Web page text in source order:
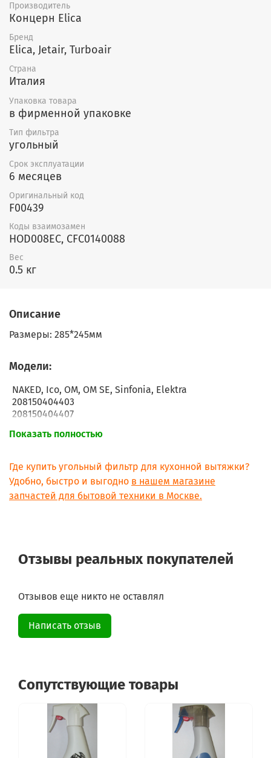
Производитель
Концерн Elica
Бренд
Elica, Jetair, Turboair
Страна
Италия
Упаковка товара
в фирменной упаковке
Тип фильтра
угольный
Срок эксплуатации
6 месяцев
Оригинальный код
F00439
Коды взаимозамен
HOD008EC, CFC0140088
Вес
0.5 кг
Описание
Размеры: 285*245мм
Модели:
NAKED, Ico, OM, OM SE, Sinfonia, Elektra
208150404403
208150404407
208150404415
208150404417
208150440614
208253640603
208253640604
208304004403
208304004408
208309204401
208309204402
208318163803
208318163804
208355404503
208355404504
208355404506
208355404762
Показать полностью
Где купить угольный фильтр для кухонной вытяжки?
Удобно, быстро и выгодно в нашем магазине
запчастей для бытовой техники в Москве.
Отзывы реальных покупателей
Отзывов еще никто не оставлял
Написать отзыв
Сопутствующие товары